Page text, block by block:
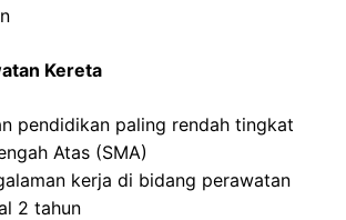
Kereta
pendidikan paling rendah tingkat
Atas (SMA)
kerja di bidang perawatan
2 tahun